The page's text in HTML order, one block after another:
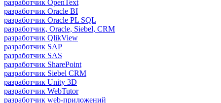
разработчик OpenText
разработчик Oracle BI
разработчик Oracle PL SQL
разработчик, Oracle, Siebel, CRM
разработчик QlikView
разработчик SAP
разработчик SAS
разработчик SharePoint
разработчик Siebel CRM
разработчик Unity 3D
разработчик WebTutor
разработчик web-приложений